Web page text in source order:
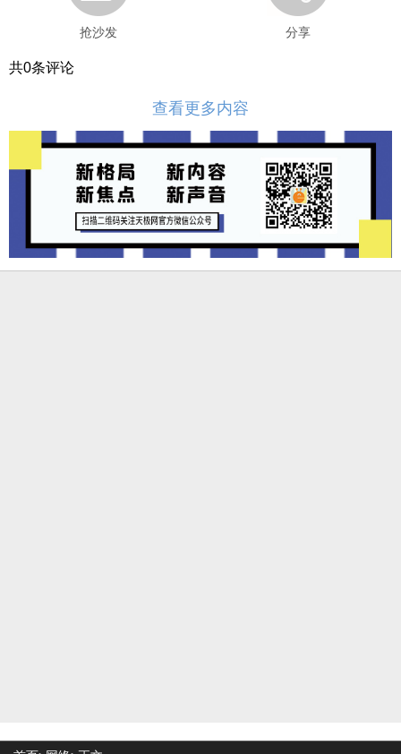
抢沙发 分享
共0条评论
查看更多内容